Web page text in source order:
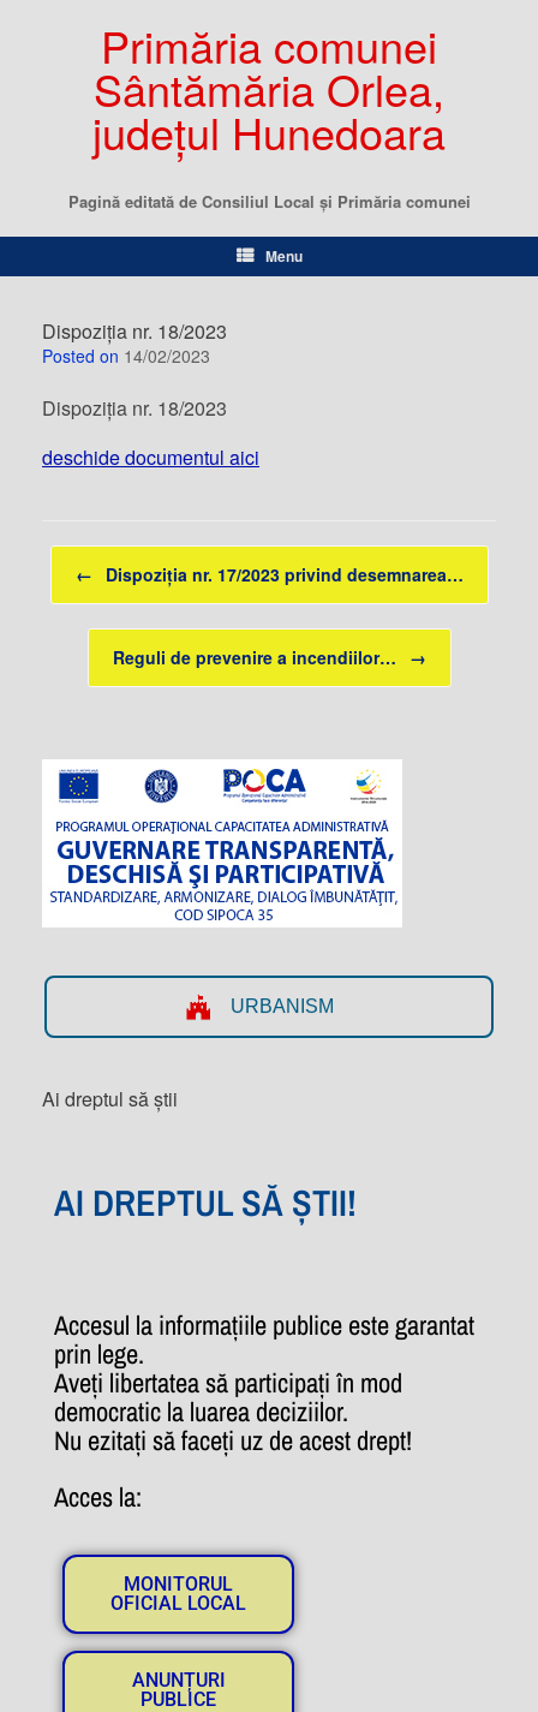
Primăria comunei
Sântămăria Orlea,
județul Hunedoara
Pagină editată de Consiliul Local şi Primăria comunei
Menu
Dispoziția nr. 18/2023
Posted on 14/02/2023
Dispoziția nr. 18/2023
deschide documentul aici
Post navigation
← Dispoziția nr. 17/2023 privind desemnarea…
Reguli de prevenire a incendiilor… →
URBANISM
Ai dreptul să știi
AI DREPTUL SĂ ȘTII!
Accesul la informațiile publice este garantat
prin lege.
Aveți libertatea să participați în mod
democratic la luarea deciziilor.
Nu ezitați să faceți uz de acest drept!
Acces la:
MONITORUL
OFICIAL LOCAL
ANUNȚURI
PUBLICE